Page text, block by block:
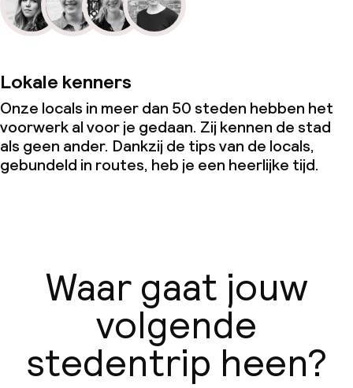
Lokale kenners
Onze locals in meer dan 50 steden hebben het
voorwerk al voor je gedaan. Zij kennen de stad
als geen ander. Dankzij de tips van de locals,
gebundeld in routes, heb je een heerlijke tijd.
Waar gaat jouw
volgende
stedentrip heen?